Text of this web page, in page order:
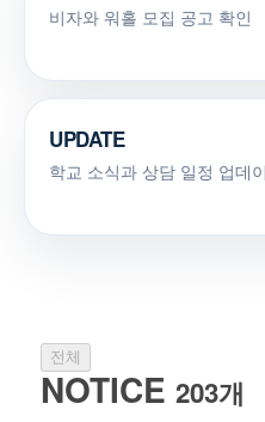
비자와 워홀 모집 공고 확인
UPDATE
학교 소식과 상담 일정 업데
전체
NOTICE 203개